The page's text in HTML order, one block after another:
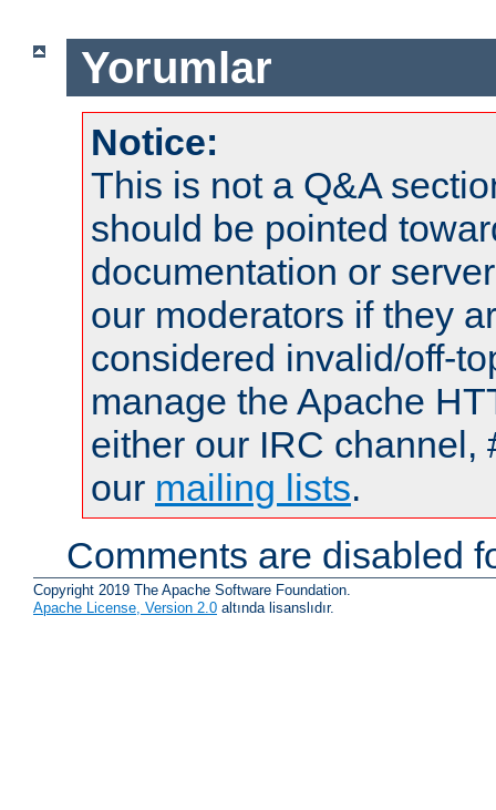
Yorumlar
Notice:
This is not a Q&A
should be pointed
documentation or
our moderators if they
considered invalid/off-
manage the Apache
either our IRC channel,
our mailing lists.
Comments are disabled
Copyright 2019 The Apache Software Foundation.
Apache License, Version 2.0 altında lisanslıdır.